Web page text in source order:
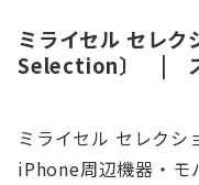
ミライセル セレ
Selection〕 | ス
ミライセル セレク
iPhone周辺機器・モ